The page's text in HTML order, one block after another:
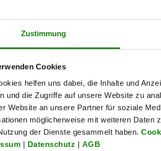
Zustimmung
Cookies
helfen uns dabei, die Inhalte und
und die Zugriffe auf unsere Website zu
Website an unsere Partner für soziale
möglicherweise mit weiteren Daten
der Dienste gesammelt haben.
| Datenschutz | AGB
115 60
werden in regelmäßigen Abständen
B B1 H H1 H2
63 40 55 68 7